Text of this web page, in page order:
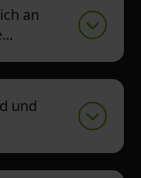
an
und